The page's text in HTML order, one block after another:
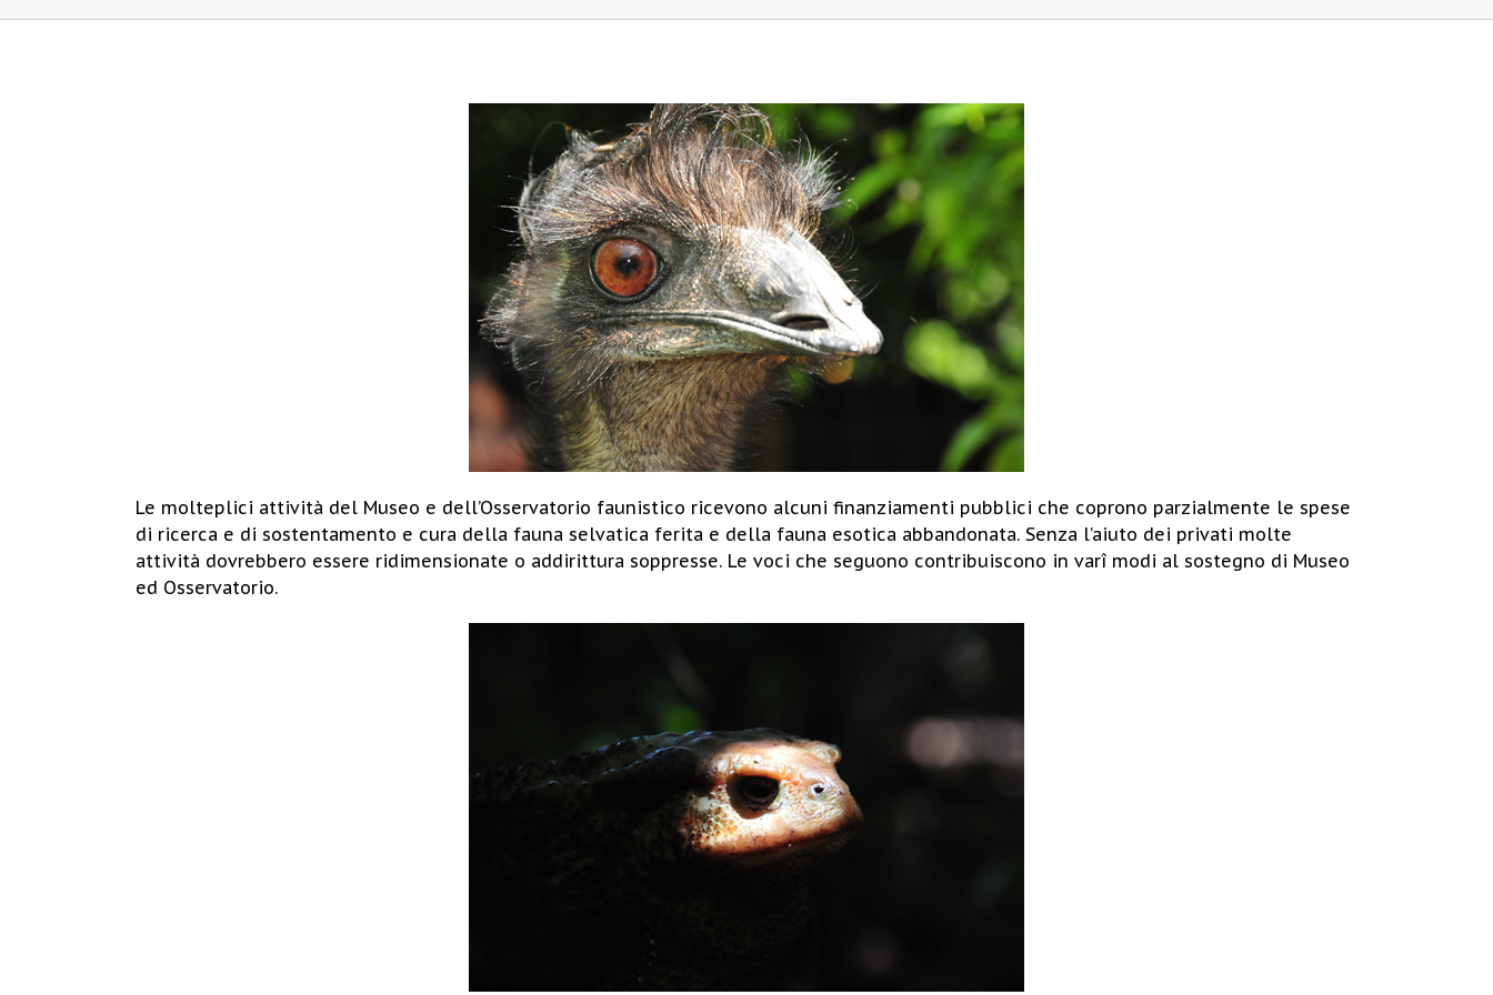
Le molteplici attività del Museo e dell’Osservatorio faunistico ricevono alcuni finanziamenti pubblici che coprono parzialmente le spese
di ricerca e di sostentamento e cura della fauna selvatica ferita e della fauna esotica abbandonata. Senza l’aiuto dei privati molte
attività dovrebbero essere ridimensionate o addirittura soppresse. Le voci che seguono contribuiscono in varî modi al sostegno di Museo
ed Osservatorio.